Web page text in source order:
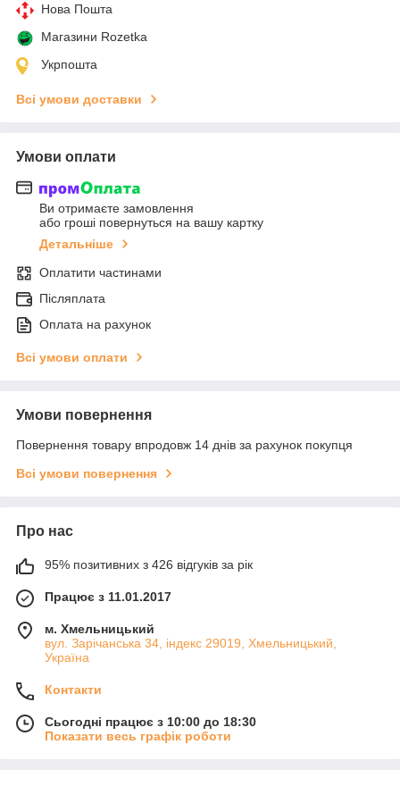
Нова Пошта
Магазини Rozetka
Укрпошта
Всі умови доставки
Умови оплати
Ви отримаєте замовлення
або гроші повернуться на вашу картку
Детальніше
Оплатити частинами
Післяплата
Оплата на рахунок
Всі умови оплати
Умови повернення
Повернення товару впродовж 14 днів за рахунок покупця
Всі умови повернення
Про нас
95% позитивних з 426 відгуків за рік
Працює з 11.01.2017
м. Хмельницький
вул. Зарічанська 34, індекс 29019, Хмельницький,
Україна
Контакти
Сьогодні працює з 10:00 до 18:30
Показати весь графік роботи